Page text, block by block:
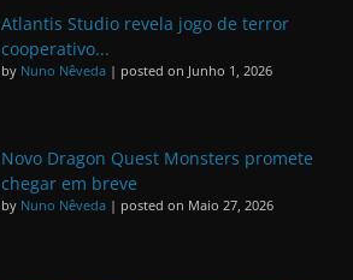
Atlantis Studio revela jogo de terror
cooperativo...
by Nuno Nêveda | posted on Junho 1, 2026
Novo Dragon Quest Monsters promete
chegar em breve
by Nuno Nêveda | posted on Maio 27, 2026